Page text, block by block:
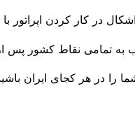
در کار کردن اپراتور
به تمامی نقاط کشور پس
در هر کجای ایران